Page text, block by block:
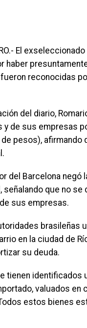
El
haber
reconocidas
del diario,
y de sus empresas
pesos),
del Barcelona negó
que no
sus empresas.
brasileñas
en la ciudad de
su deuda.
tienen identificados
valuados
estos bienes